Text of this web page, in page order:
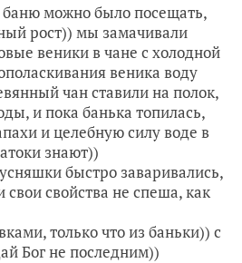
можно было посещать,
рост)) мы замачивали
веники в чане с холодной
веника воду
чан ставили на полок,
и пока банька топилась,
и целебную силу воде в
знают))
быстро заваривались,
свои свойства не спеша, как
только что из баньки)) с
Бог не последним))